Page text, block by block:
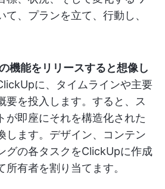
て、プランを立て、行動し、
機能をリリースすると想像し
に、タイムラインや主要
要を投入します。すると、ス
が即座にそれを構造化された
します。デザイン、コンテン
グの各タスクをClickUpに作成
所有者を割り当てます。